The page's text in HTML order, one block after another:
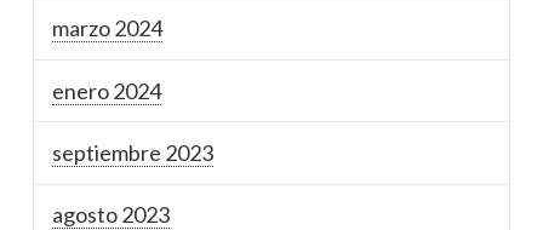
marzo 2024
enero 2024
septiembre 2023
agosto 2023